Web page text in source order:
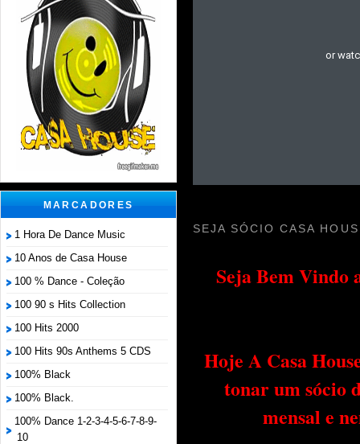
MARCADORES
1 Hora De Dance Music
10 Anos de Casa House
100 % Dance - Coleção
100 90 s Hits Collection
100 Hits 2000
100 Hits 90s Anthems 5 CDS
100% Black
100% Black.
100% Dance 1-2-3-4-5-6-7-8-9-
10
SEJA SÓCIO CASA
Seja Bem Vindo
Hoje A Casa
tonar um sócio
mensal e